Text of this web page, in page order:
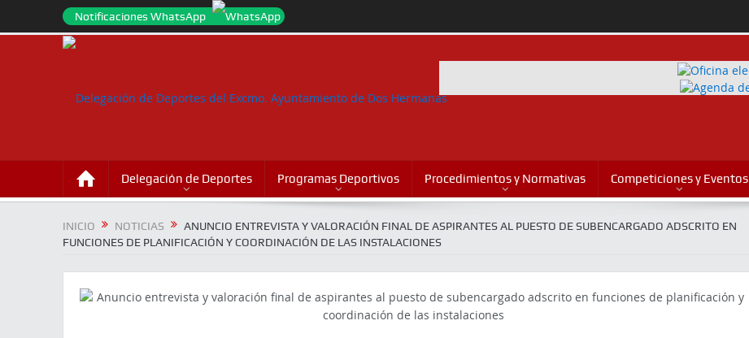
Notificaciones WhatsApp
Delegación de Deportes Programas Deportivos Procedimientos y Normativas Competiciones y Eventos
INICIO NOTICIAS
ANUNCIO ENTREVISTA Y VALORACIÓN FINAL DE ASPIRANTES AL PUESTO DE SUBENCARGADO ADSCRITO EN
FUNCIONES DE PLANIFICACIÓN Y COORDINACIÓN DE LAS INSTALACIONES